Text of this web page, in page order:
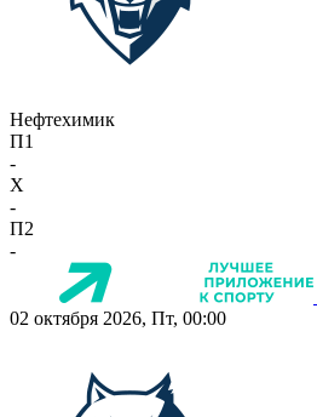
Нефтехимик
П1
-
X
-
П2
-
02 октября 2026, Пт, 00:00